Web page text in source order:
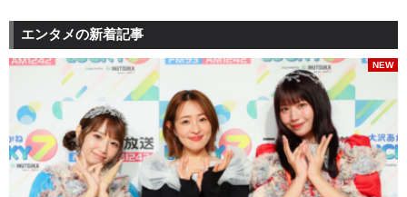
エンタメの新着記事
NEW